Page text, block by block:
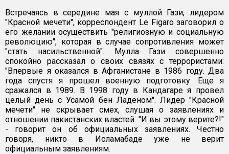
Встречаясь в середине мая с муллой Гази, лидером
"Красной мечети", корреспондент Le Figaro заговорил о
его желании осуществить "религиозную и социальную
революцию", которая в случае сопротивления может
"стать насильственной". Мулла Гази совершенно
спокойно рассказал о своих связях с террористами:
"Впервые я оказался в Афганистане в 1986 году. Два
года спустя я прошел военную подготовку. Еще я
сражался в 1989. В 1998 году в Кандагаре я провел
целый день с Усамой бен Ладеном". Лидер "Красной
мечети" не скрывает смех, слушая о заявлениях и
отношении пакистанских властей: "И вы этому верите?!"
- говорит он об официальных заявлениях. Честно
говоря, никто в Исламабаде уже не верит
официальным заявлениям.